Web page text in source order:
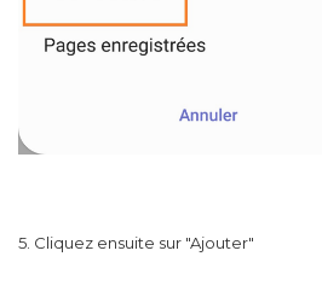
5. Cliquez ensuite sur "Ajouter"